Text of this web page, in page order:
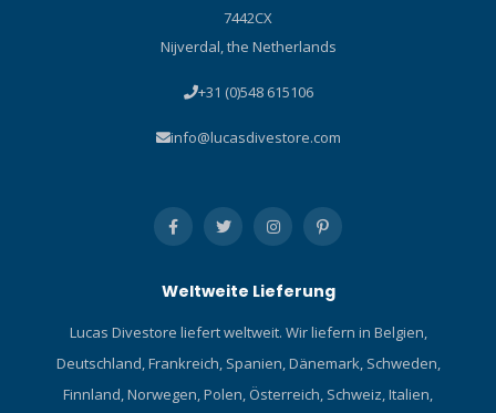
7442CX
Nijverdal, the Netherlands
+31 (0)548 615106
info@lucasdivestore.com
Weltweite Lieferung
Lucas Divestore liefert weltweit. Wir liefern in Belgien,
Deutschland, Frankreich, Spanien, Dänemark, Schweden,
Finnland, Norwegen, Polen, Österreich, Schweiz, Italien,